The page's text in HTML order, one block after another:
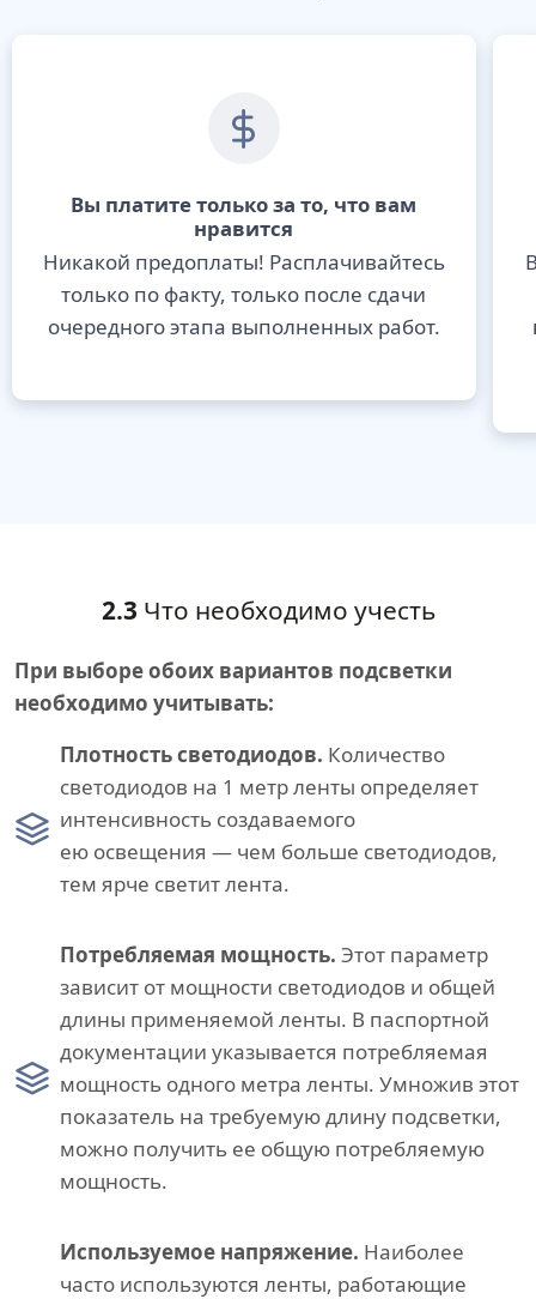
Вы платите только за то, что вам
нравится
Никакой предоплаты! Расплачивайтесь
только по факту, только после сдачи
очередного этапа выполненных работ.
2.3 Что необходимо учесть
При выборе обоих вариантов подсветки
необходимо учитывать:
Плотность светодиодов. Количество
светодиодов на 1 метр ленты определяет
интенсивность создаваемого
ею освещения — чем больше светодиодов,
тем ярче светит лента.
Потребляемая мощность. Этот параметр
зависит от мощности светодиодов и общей
длины применяемой ленты. В паспортной
документации указывается потребляемая
мощность одного метра ленты. Умножив этот
показатель на требуемую длину подсветки,
можно получить ее общую потребляемую
мощность.
Используемое напряжение. Наиболее
часто используются ленты, работающие